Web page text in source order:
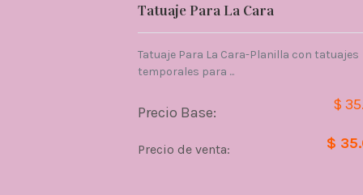
Tatuaje Para La Cara
Tatuaje Para La Cara-Planilla con tatuajes
temporales para ...
Precio Base: $
Precio de venta: $